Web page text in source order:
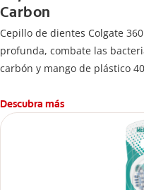
Carbon
Cepillo de dientes Colgate
profunda, combate las
carbón y mango de plástico
Descubra más